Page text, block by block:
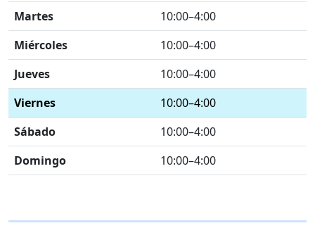
Martes
10:00–4:00
Miércoles
10:00–4:00
Jueves
10:00–4:00
Viernes
10:00–4:00
Sábado
10:00–4:00
Domingo
10:00–4:00